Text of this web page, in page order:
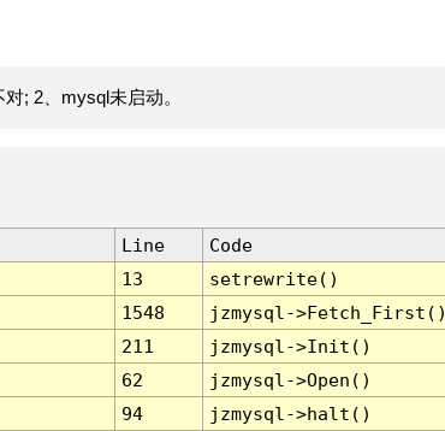
; 2、mysql未启动。
Line
Code
13
setrewrite()
1548
jzmysql-
211
jzmysql->Init()
62
jzmysql->Open()
94
jzmysql->halt()